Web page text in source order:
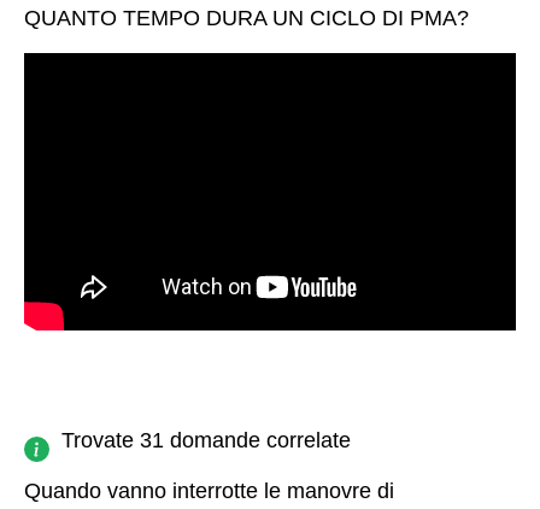
QUANTO TEMPO DURA UN CICLO DI PMA?
Trovate 31 domande correlate
Quando vanno interrotte le manovre di